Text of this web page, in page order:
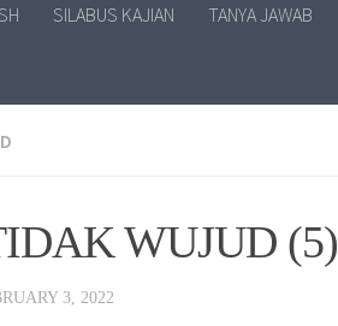
SILABUS KAJIAN TANYA JAWAB
WUJUD (5)
3, 2022